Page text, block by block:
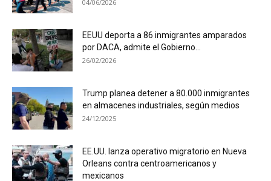
04/06/2026
EEUU deporta a 86 inmigrantes amparados
por DACA, admite el Gobierno...
26/02/2026
Trump planea detener a 80.000 inmigrantes
en almacenes industriales, según medios
24/12/2025
EE.UU. lanza operativo migratorio en Nueva
Orleans contra centroamericanos y
mexicanos